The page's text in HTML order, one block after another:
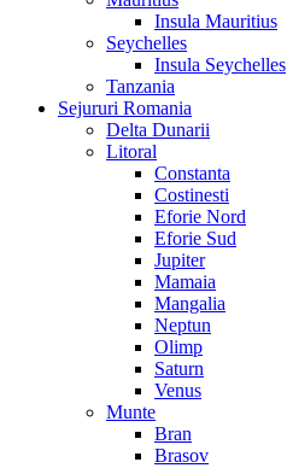
Insula Mauritius
Seychelles
Insula Seychelles
Tanzania
Sejururi Romania
Delta Dunarii
Litoral
Constanta
Costinesti
Eforie Nord
Eforie Sud
Jupiter
Mamaia
Mangalia
Neptun
Olimp
Saturn
Venus
Munte
Bran
Brasov